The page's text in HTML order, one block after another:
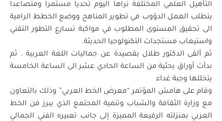
التأهيل العلمي المختلفة نراها اليوم تحديا مستمرا ومتصاعدا
يتطلب العمل الدؤوب في تطوير المناهج ووضع الخطط الرامية
الى تحقيق المستوى المطلوب في مواكبة تسارع التطور التقني
واستيعاب مستجدات التكنولوجيا الحديثة.
ثم ألقى الدكتور طلال بقصيدة عن جماليات اللغة العربية . ثم
بدأت أوراق بحثية من الساعة الحادي عشر الى الساعة الخامسة
يتخللها وجبة غداء
وقام على هامش المؤتمر “معرض الخط العربي” وذلك بالتعاون
مع وزارة الثقافة والشباب وتنمية المجتمع الذي يبرز فن الخط
العربي بمنزلته الرفيعة المميزة إلى جانب تعبيره الفني الجمالي